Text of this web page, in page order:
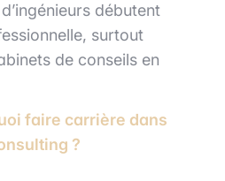
débutent
surtout
de conseils en
faire carrière dans
?